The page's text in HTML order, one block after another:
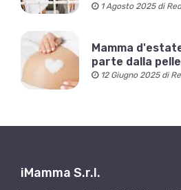
1 Agosto 2025 di
Mamma
parte dalla pelle
12 Giugno 2025 di
iMamma S.r.l.